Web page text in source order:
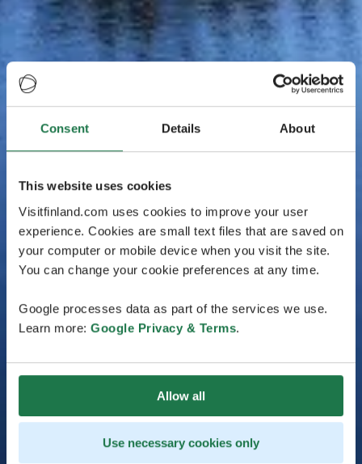
Consent Details About
This website uses cookies
Visitfinland.com uses cookies to improve your user
experience. Cookies are small text files that are saved on
your computer or mobile device when you visit the site.
You can change your cookie preferences at any time.
Google processes data as part of the services we use.
Learn more: Google Privacy & Terms.
Allow all
Use necessary cookies only